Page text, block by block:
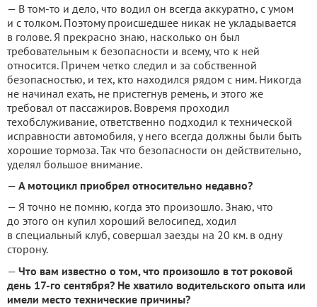
— В том-то и дело, что водил он всегда аккуратно, с умом
и с толком. Поэтому происшедшее никак не укладывается
в голове. Я прекрасно знаю, насколько он был
требовательным к безопасности и всему, что к ней
относится. Причем четко следил и за собственной
безопасностью, и тех, кто находился рядом с ним. Никогда
не начинал ехать, не пристегнув ремень, и этого же
требовал от пассажиров. Вовремя проходил
техобслуживание, ответственно подходил к технической
исправности автомобиля, у него всегда должны были быть
хорошие тормоза. Так что безопасности он действительно,
уделял большое внимание.
— А мотоцикл приобрел относительно недавно?
— Я точно не помню, когда это произошло. Знаю, что
до этого он купил хороший велосипед, ходил
в специальный клуб, совершал заезды на 20 км. в одну
сторону.
— Что вам известно о том, что произошло в тот роковой
день 17-го сентября? Не хватило водительского опыта или
имели место технические причины?